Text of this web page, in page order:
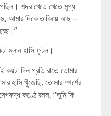
শব্দর খেতে খেতে মুগ্ধ
আমার দিকে তাকিয়ে আছ –
ম্লান হাসি ফুটল।
কয়টা দিন প্রতি রাতে তোমার
হাসি খুঁজেছি, তোমার স্পর্শের
কণ্ঠে বলল, “তুমি কি